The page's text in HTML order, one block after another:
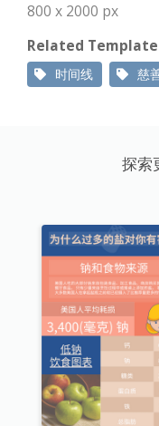
800 x 2000 px
Related
时间线 慈
探索